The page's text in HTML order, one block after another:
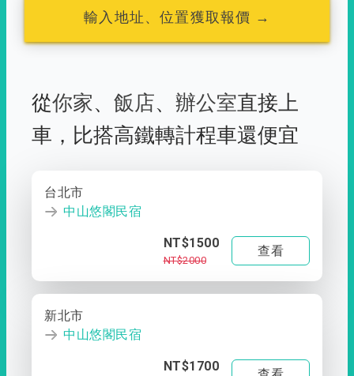
輸入地址、位置獲取報價 →
從你家、 飯店、 辦公室直接上
車， 比搭高鐵轉計程車還便宜
台北市
中山悠閣民宿
NT$1500
NT$2000
查看
新北市
中山悠閣民宿
NT$1700